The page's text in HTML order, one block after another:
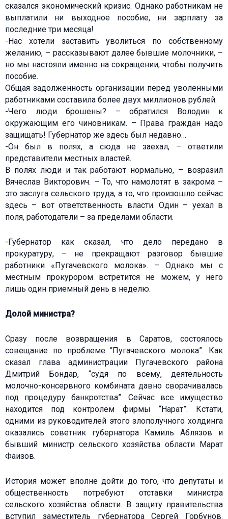
сказался экономический кризис. Однако работникам не
выплатили ни выходное пособие, ни зарплату за
последние три месяца!
-Нас хотели заставить уволиться по собственному
желанию, – рассказывают далее бывшие молочники, –
но мы настояли именно на сокращении, чтобы получить
пособие.
Общая задолженность организации перед уволенными
работниками составила более двух миллионов рублей.
-Чего люди брошены? – обратился Володин к
окружающим его чиновникам. – Права граждан надо
защищать! Губернатор же здесь был недавно…
-Он был в полях, а сюда не заехал, – ответили
представители местных властей.
В полях люди и так работают нормально, – возразил
Вячеслав Викторович. – То, что намолотят в закрома –
это заслуга сельского труда, а то, что произошло сейчас
здесь – вот ответственность власти. Один – уехал в
поля, работодатели – за пределами области.
-Губернатор как сказал, что дело передано в
прокуратуру, – не прекращают разговор бывшие
работники «Пугачевского молока». – Однако мы с
местным прокурором встретится не можем, у него
лишь один приемный день в неделю.
Долой министра?
Сразу после возвращения в Саратов, состоялось
совещание по проблеме “Пугачевского молока”. Как
сказал глава администрации Пугачевского района
Дмитрий Бондар, “судя по всему, деятельность
молочно-консервного комбината давно сворачивалась
под процедуру банкротства”. Сейчас все имущество
находится под контролем фирмы “Нарат”. Кстати,
одними из руководителей этого злополучного холдинга
оказались советник губернатора Камиль Аблязов и
бывший министр сельского хозяйства области Марат
Фаизов.
История может вполне дойти до того, что депутаты и
общественность потребуют отставки министра
сельского хозяйства области. В защиту правительства
вступил заместитель губернатора Сергей Горбунов.